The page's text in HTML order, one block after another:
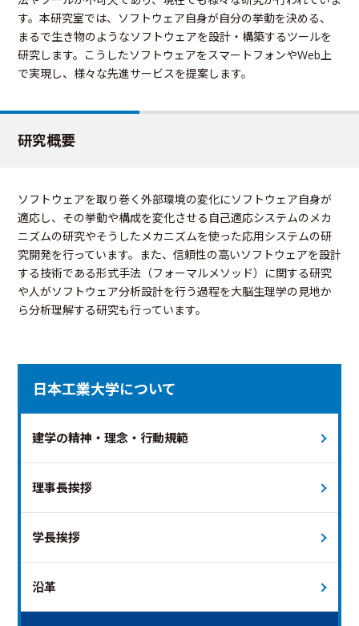
す。本研究室では、ソフトウェア自身が自分の挙動を決める、
まるで生き物のようなソフトウェアを設計・構築するツールを
研究します。こうしたソフトウェアをスマートフォンやWeb上
で実現し、様々な先進サービスを提案します。
研究概要
ソフトウェアを取り巻く外部環境の変化にソフトウェア自身が
適応し、その挙動や構成を変化させる自己適応システムのメカ
ニズムの研究やそうしたメカニズムを使った応用システムの研
究開発を行っています。また、信頼性の高いソフトウェアを設計
する技術である形式手法（フォーマルメソッド）に関する研究
や人がソフトウェア分析設計を行う過程を大脳生理学の見地か
ら分析理解する研究も行っています。
日本工業大学について
建学の精神・理念・行動規範
理事長挨拶
学長挨拶
沿革